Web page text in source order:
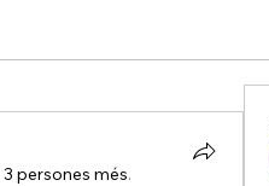
3 persones més.